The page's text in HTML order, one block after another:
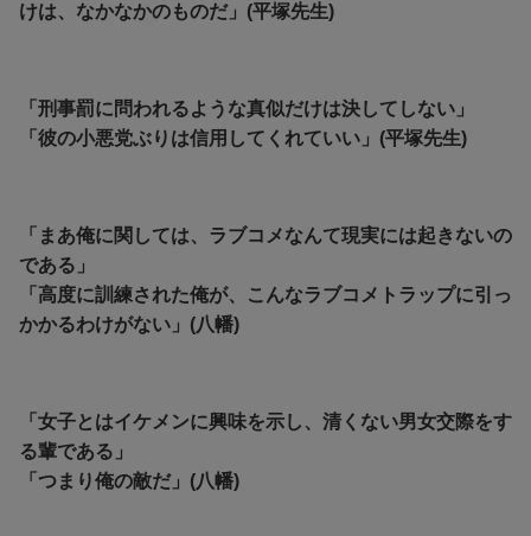
けは、なかなかのものだ」(平塚先生)
「刑事罰に問われるような真似だけは決してしない」
「彼の小悪党ぶりは信用してくれていい」(平塚先生)
「まあ俺に関しては、ラブコメなんて現実には起きないの
である」
「高度に訓練された俺が、こんなラブコメトラップに引っ
かかるわけがない」(八幡)
「女子とはイケメンに興味を示し、清くない男女交際をす
る輩である」
「つまり俺の敵だ」(八幡)